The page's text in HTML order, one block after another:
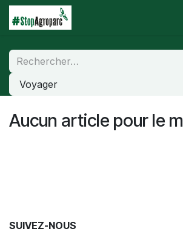
Se rendre au contenu
Voyager
Aucun article pour le
SUIVEZ-NOUS